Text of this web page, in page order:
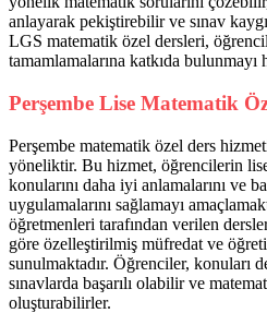
anlayarak pekiştirebilir ve sınav
LGS matematik özel dersleri,
tamamlamalarına katkıda bulunmayı
Perşembe Lise Matematik
Perşembe matematik özel ders
yöneliktir. Bu hizmet, öğrencilerin
konularını daha iyi anlamalarını ve
uygulamalarını sağlamayı
öğretmenleri tarafından verilen
göre özelleştirilmiş müfredat ve
sunulmaktadır. Öğrenciler, konuları
sınavlarda başarılı olabilir ve
oluşturabilirler.